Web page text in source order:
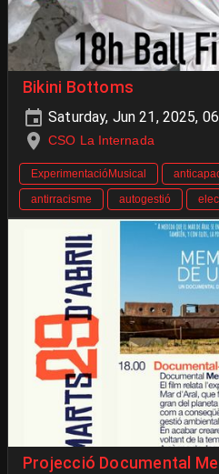
Bikini Bottoms
Saturday, Jun 21, 2025,
CSO La Internada
ExperimentacióMusical
antirracisme
autogestió
Projecció Documental